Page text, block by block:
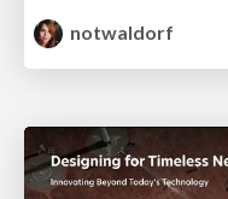
notwaldorf